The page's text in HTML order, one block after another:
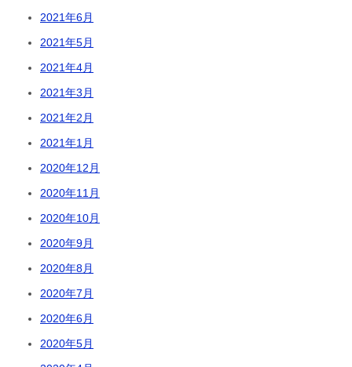
2021年6月
2021年5月
2021年4月
2021年3月
2021年2月
2021年1月
2020年12月
2020年11月
2020年10月
2020年9月
2020年8月
2020年7月
2020年6月
2020年5月